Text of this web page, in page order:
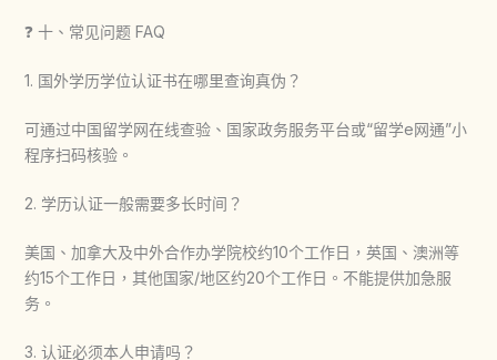
❓ 十、常见问题 FAQ
1. 国外学历学位认证书在哪里查询真伪？
可通过中国留学网在线查验、国家政务服务平台或“留学e网通”小
程序扫码核验。
2. 学历认证一般需要多长时间？
美国、加拿大及中外合作办学院校约10个工作日，英国、澳洲等
约15个工作日，其他国家/地区约20个工作日。不能提供加急服
务。
3. 认证必须本人申请吗？